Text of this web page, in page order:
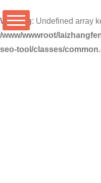
Warning: Undefined array
/www/wwwroot/
seo-tool/classes/